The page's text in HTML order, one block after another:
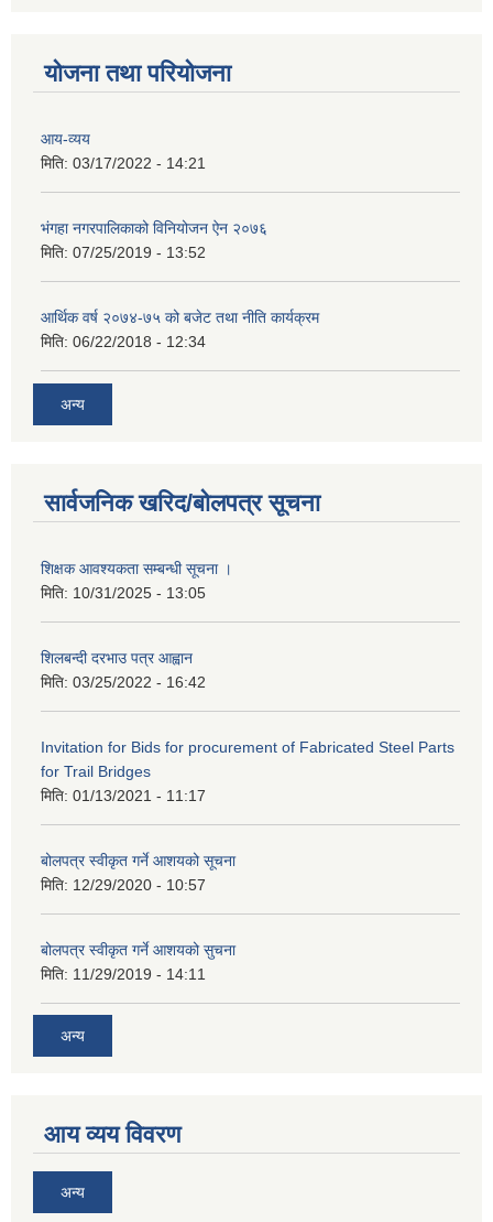
योजना तथा परियोजना
आय-व्यय
मिति: 03/17/2022 - 14:21
भंगहा नगरपालिकाको विनियोजन ऐन २०७६
मिति: 07/25/2019 - 13:52
आर्थिक वर्ष २०७४-७५ को बजेट तथा नीति कार्यक्रम
मिति: 06/22/2018 - 12:34
अन्य
सार्वजनिक खरिद/बोलपत्र सूचना
शिक्षक आवश्यकता सम्बन्धी सूचना ।
मिति: 10/31/2025 - 13:05
शिलबन्दी दरभाउ पत्र आह्वान
मिति: 03/25/2022 - 16:42
Invitation for Bids for procurement of Fabricated Steel Parts
for Trail Bridges
मिति: 01/13/2021 - 11:17
बोलपत्र स्वीकृत गर्ने आशयको सूचना
मिति: 12/29/2020 - 10:57
बोलपत्र स्वीकृत गर्ने आशयको सुचना
मिति: 11/29/2019 - 14:11
अन्य
आय व्यय विवरण
अन्य